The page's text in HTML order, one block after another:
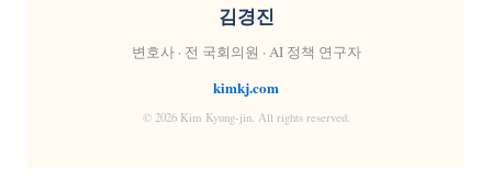
김경진
변호사 · 전 국회의원 · AI 정책 연구자
kimkj.com
© 2026 Kim Kyung-jin. All rights reserved.